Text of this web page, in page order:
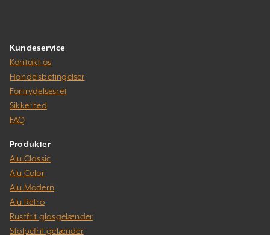
Kundeservice
Kontakt os
Handelsbetingelser
Fortrydelsesret
Sikkerhed
FAQ
Produkter
Alu Classic
Alu Color
Alu Modern
Alu Retro
Rustfrit glasgelænder
Stolpefrit gelænder